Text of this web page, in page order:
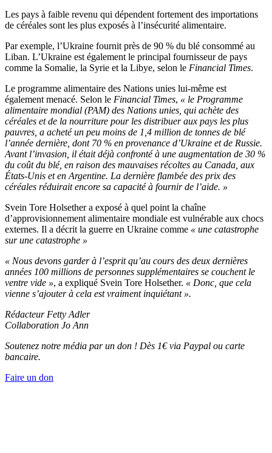
Les pays à faible revenu qui dépendent fortement des importations
de céréales sont les plus exposés à l’insécurité alimentaire.
Par exemple, l’Ukraine fournit près de 90 % du blé consommé au
Liban. L’Ukraine est également le principal fournisseur de pays
comme la Somalie, la Syrie et la Libye, selon le Financial Times.
Le programme alimentaire des Nations unies lui-même est
également menacé. Selon le Financial Times, « le Programme
alimentaire mondial (PAM) des Nations unies, qui achète des
céréales et de la nourriture pour les distribuer aux pays les plus
pauvres, a acheté un peu moins de 1,4 million de tonnes de blé
l’année dernière, dont 70 % en provenance d’Ukraine et de Russie.
Avant l’invasion, il était déjà confronté à une augmentation de 30 %
du coût du blé, en raison des mauvaises récoltes au Canada, aux
États-Unis et en Argentine. La dernière flambée des prix des
céréales réduirait encore sa capacité à fournir de l’aide. »
Svein Tore Holsether a exposé à quel point la chaîne
d’approvisionnement alimentaire mondiale est vulnérable aux chocs
externes. Il a décrit la guerre en Ukraine comme « une catastrophe
sur une catastrophe »
« Nous devons garder à l’esprit qu’au cours des deux dernières
années 100 millions de personnes supplémentaires se couchent le
ventre vide », a expliqué Svein Tore Holsether. « Donc, que cela
vienne s’ajouter à cela est vraiment inquiétant ».
Rédacteur Fetty Adler
Collaboration Jo Ann
Soutenez notre média par un don ! Dès 1€ via Paypal ou carte
bancaire.
Faire un don